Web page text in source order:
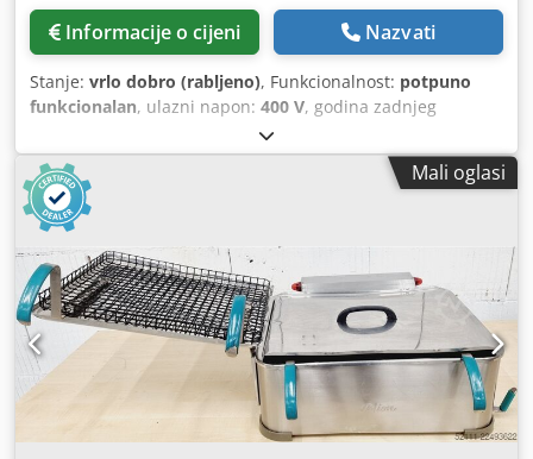
Informacije o cijeni Nazvati
Stanje: vrlo dobro (rabljeno), Funkcionalnost: potpuno
funkcionalan, ulazni napon: 400 V, godina zadnjeg
, vrsta ulazne struje:
Stroj za prženje u masti, model esback24 Dedjzrrubjpfx Ai
Rsck Izvedba od nehrđajućeg čelika 2 rešetke za uranjanje
s posudom za odvod masnoće u poklopcu za paru Grijanje
posude za mast, ručno regulirano do 200°C jednostavna
tehnologija Priključak 400V, utikač 16A-CEE Rabljen stroj s
jamstvom Dođite nas posjetiti!
Mali oglasi